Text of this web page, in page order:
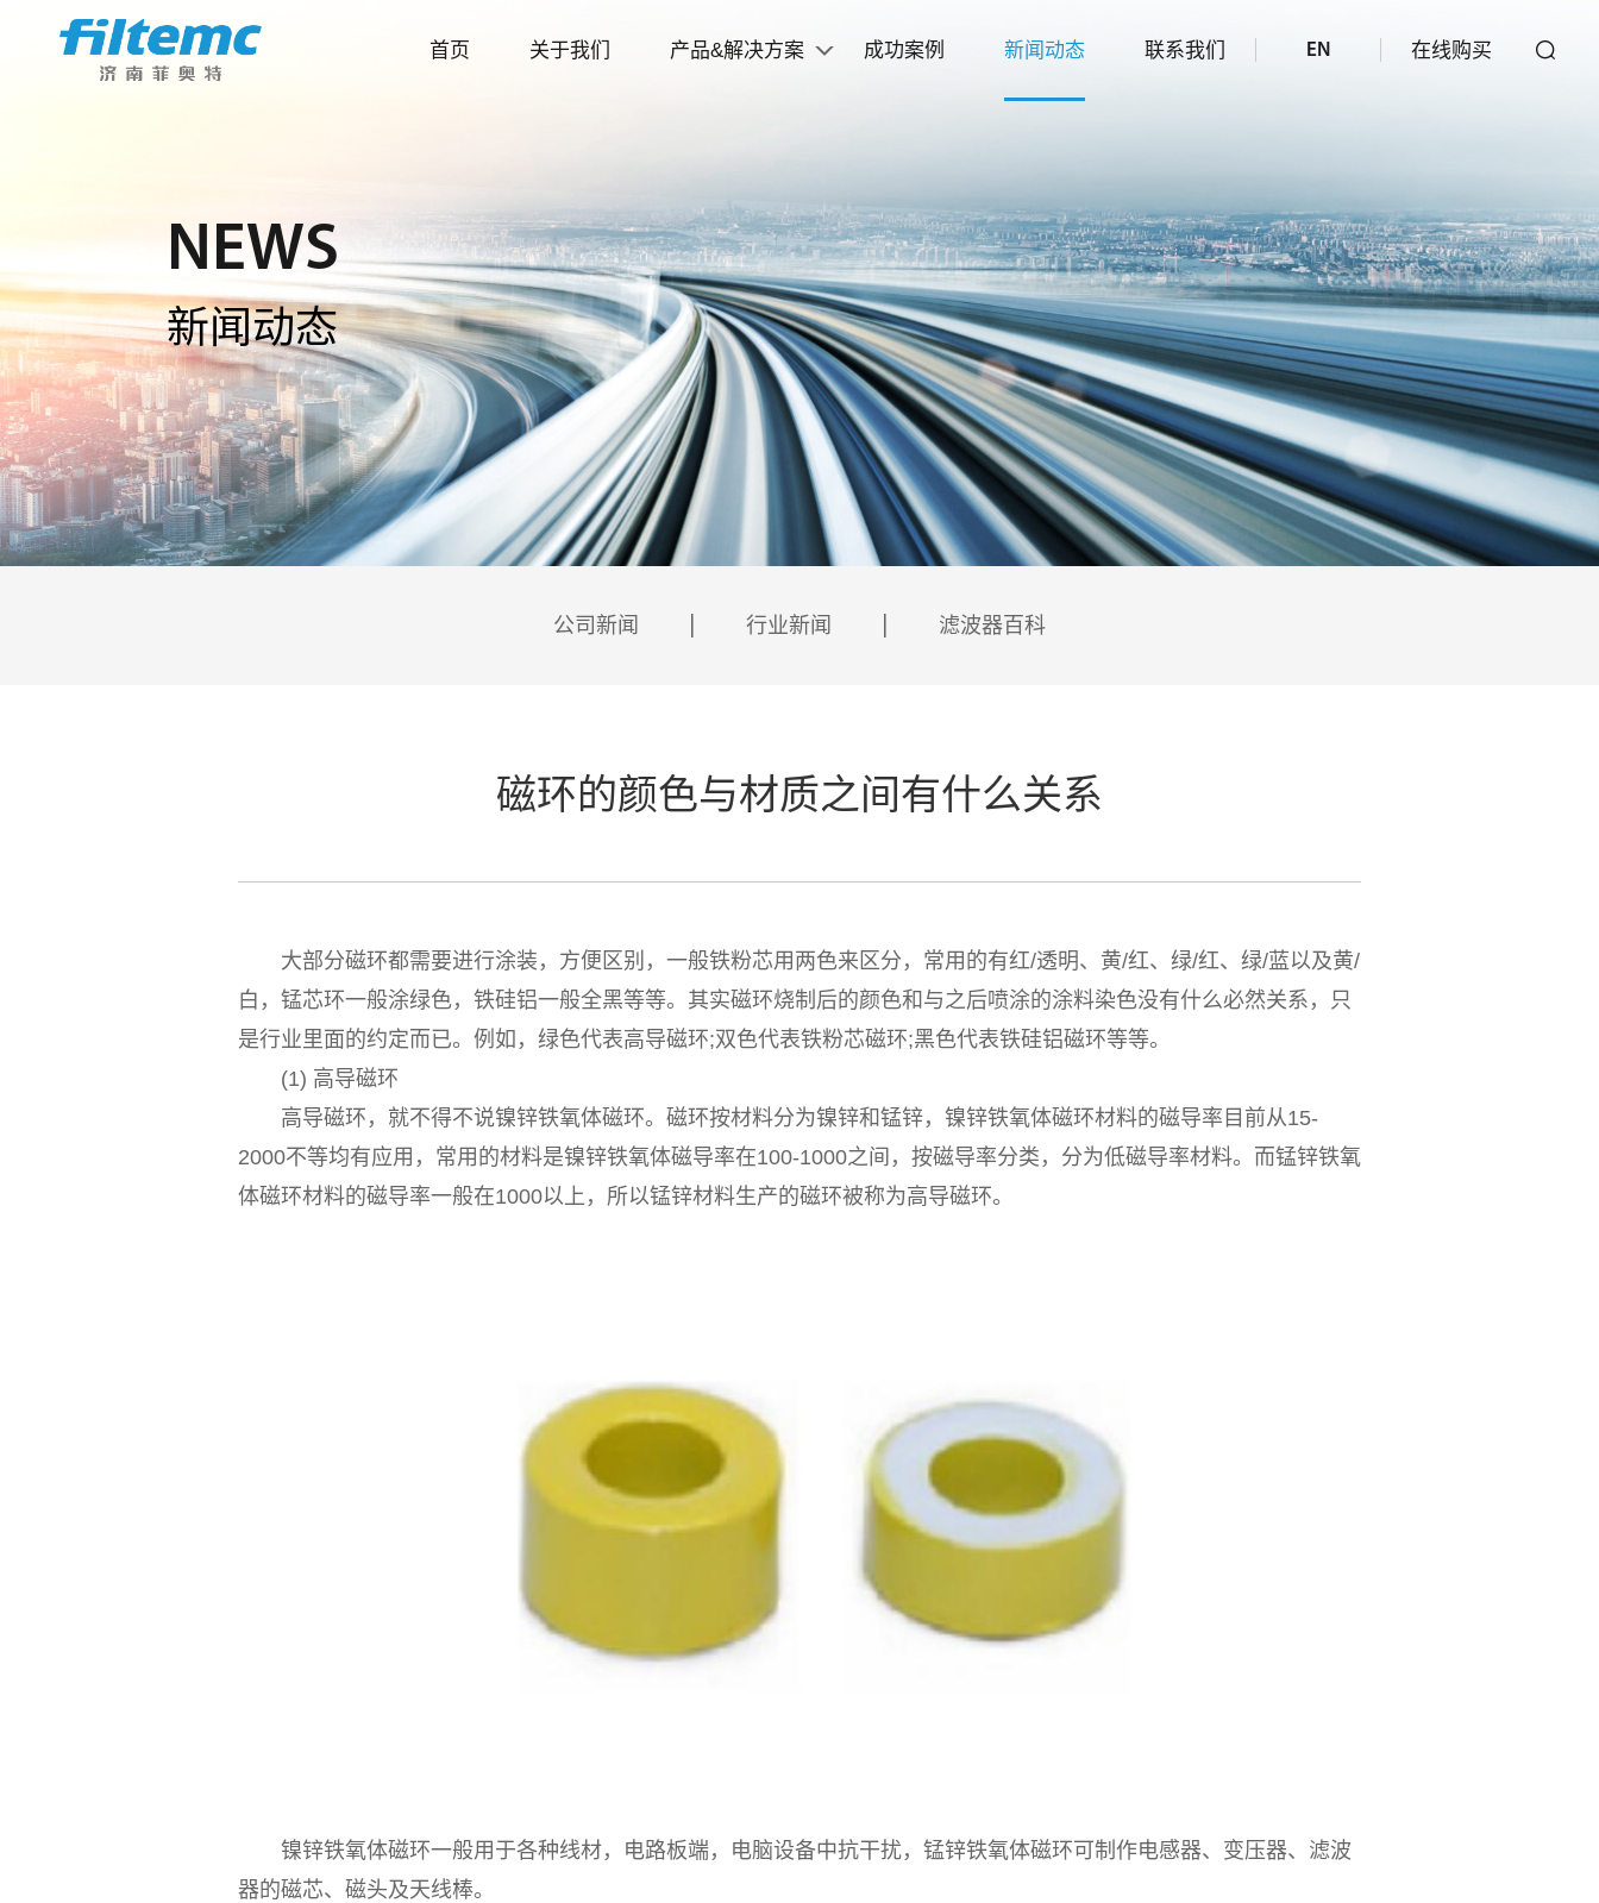
首页 关于我们 产品&解决方案 成功案例 新闻动态 联系我们 EN 在线购买
NEWS
新闻动态
公司新闻 行业新闻 滤波器百科
磁环的颜色与材质之间有什么关系
大部分磁环都需要进行涂装，方便区别，一般铁粉芯用两色来区分，常用的有红/透明、黄/红、绿/红、绿/蓝以及黄/
白，锰芯环一般涂绿色，铁硅铝一般全黑等等。其实磁环烧制后的颜色和与之后喷涂的涂料染色没有什么必然关系，只
是行业里面的约定而已。例如，绿色代表高导磁环;双色代表铁粉芯磁环;黑色代表铁硅铝磁环等等。
(1) 高导磁环
高导磁环，就不得不说镍锌铁氧体磁环。磁环按材料分为镍锌和锰锌，镍锌铁氧体磁环材料的磁导率目前从15-
2000不等均有应用，常用的材料是镍锌铁氧体磁导率在100-1000之间，按磁导率分类，分为低磁导率材料。而锰锌铁氧
体磁环材料的磁导率一般在1000以上，所以锰锌材料生产的磁环被称为高导磁环。
镍锌铁氧体磁环一般用于各种线材，电路板端，电脑设备中抗干扰，锰锌铁氧体磁环可制作电感器、变压器、滤波
器的磁芯、磁头及天线棒。